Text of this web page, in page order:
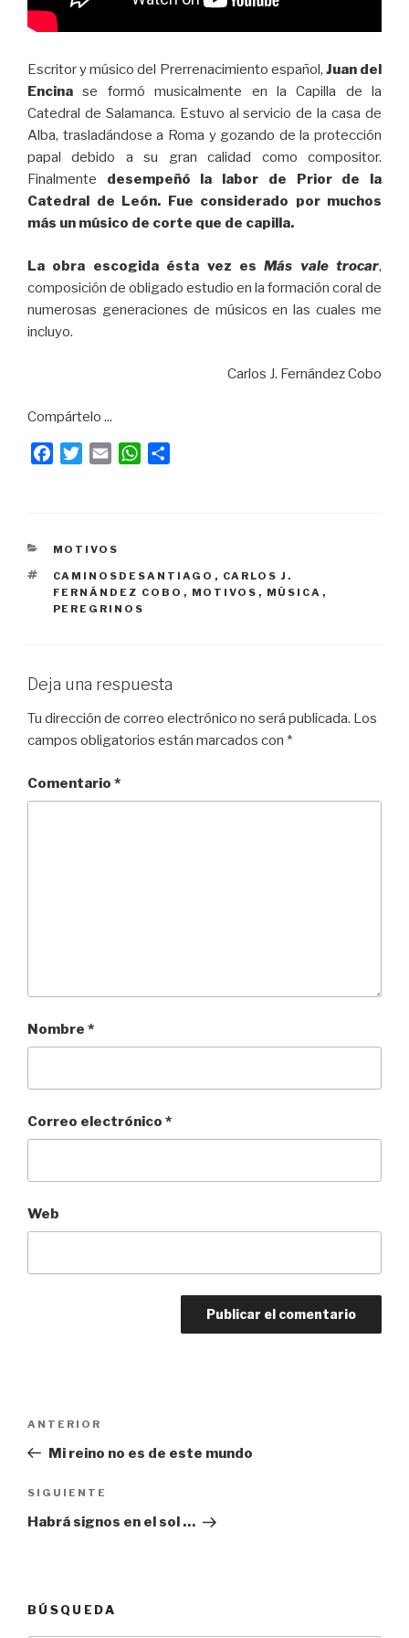
Escritor y músico del Prerrenacimiento español, Juan del
Encina se formó musicalmente en la Capilla de la
Catedral de Salamanca. Estuvo al servicio de la casa de
Alba, trasladándose a Roma y gozando de la protección
papal debido a su gran calidad como compositor.
Finalmente desempeñó la labor de Prior de la
Catedral de León. Fue considerado por muchos
más un músico de corte que de capilla.
La obra escogida ésta vez esMás vale trocar,
composición de obligado estudio en la formación coral de
numerosas generaciones de músicos en las cuales me
incluyo.
Carlos J. Fernández Cobo
Compártelo ...
o
k
r
W
p
p
t
CATEGORÍAS
MOTIVOS
ETIQUETAS
CAMINOSDESANTIAGO , CARLOS J.
FERNÁNDEZ COBO , MOTIVOS , MÚSICA ,
PEREGRINOS
Deja una respuesta
Tu dirección de correo electrónico no será publicada. Los
campos obligatorios están marcados con *
Comentario *
Nombre *
Correo electrónico *
Web
entradas
Entrada
anterior:
ANTERIOR
Mi reino no es de este mundo
Siguiente
entrada
SIGUIENTE
Habrá signos en el sol …
BÚSQUEDA